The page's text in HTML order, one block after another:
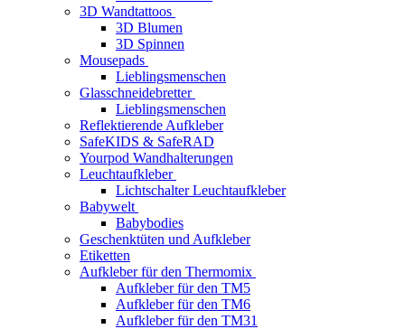
3D Wandtattoos
3D Blumen
3D Spinnen
Mousepads
Lieblingsmenschen
Glasschneidebretter
Lieblingsmenschen
Reflektierende Aufkleber
SafeKIDS & SafeRAD
Yourpod Wandhalterungen
Leuchtaufkleber
Lichtschalter Leuchtaufkleber
Babywelt
Babybodies
Geschenktüten und Aufkleber
Etiketten
Aufkleber für den Thermomix
Aufkleber für den TM5
Aufkleber für den TM6
Aufkleber für den TM31